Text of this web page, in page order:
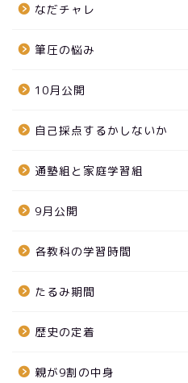
なだチャレ
筆圧の悩み
10月公開
自己採点するかしないか
通塾組と家庭学習組
9月公開
各教科の学習時間
たるみ期間
歴史の定着
親が9割の中身